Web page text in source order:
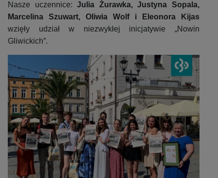
Nasze uczennice:Julia Żurawka, Justyna Sopala,
Marcelina Szuwart, Oliwia Wolf i Eleonora Kijas
wzięły udział w niezwykłej inicjatywie „Nowin
Gliwickich”.